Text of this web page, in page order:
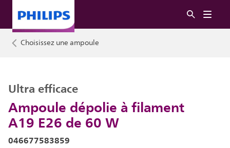
Choisissez une ampoule
Ampoule dépolie à filament
A19 E26 de 60 W
Ultra efficace
046677583859